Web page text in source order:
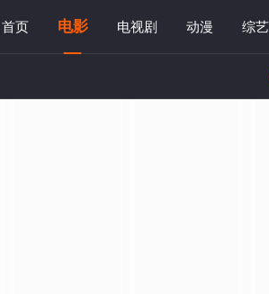
首页 电影 电视剧 动漫 综艺